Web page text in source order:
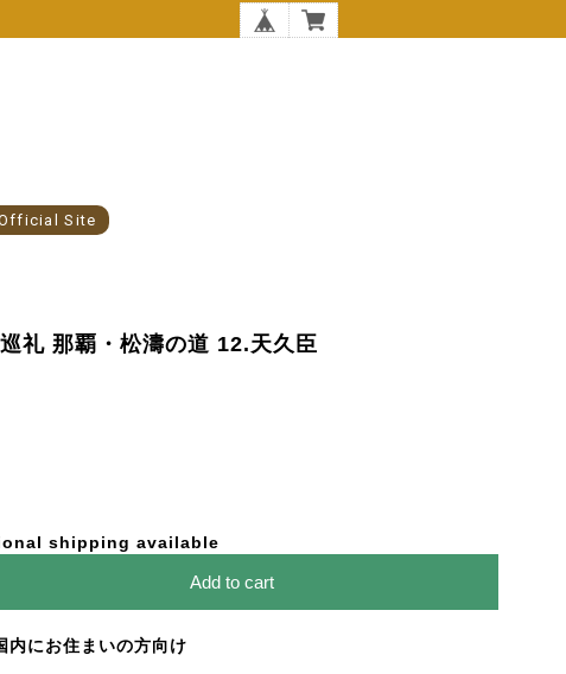
Site
礼 那覇・松濤の道 12.天久臣
shipping available
Add to cart
内にお住まいの方向け